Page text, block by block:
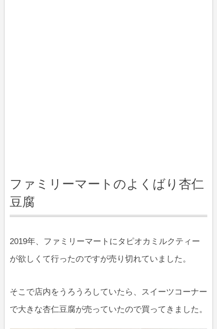
ファミリーマートのよくばり杏仁
豆腐
2019年、ファミリーマートにタピオカミルクティー
が欲しくて行ったのですが売り切れていました。
そこで店内をうろうろしていたら、スイーツコーナー
で大きな杏仁豆腐が売っていたので買ってきました。